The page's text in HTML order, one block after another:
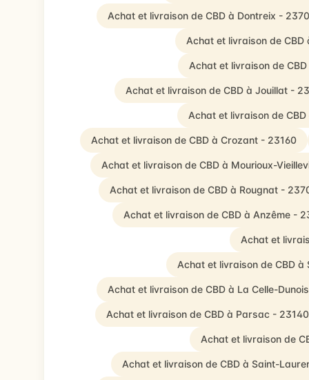
Achat et livraison de CBD à Dontreix -
Achat et livraison de
Achat et livraison de
Achat et livraison de CBD à Jouillat -
Achat et livraison de
Achat et livraison de CBD à Crozant - 23160
Achat et livraison de CBD à Mourioux-
Achat et livraison de CBD à Rougnat -
Achat et livraison de CBD à Anzême -
Achat et
Achat et livraison de CBD
Achat et livraison de CBD à La Celle-
Achat et livraison de CBD à Parsac - 23140
Achat et livraison de
Achat et livraison de CBD à Saint-